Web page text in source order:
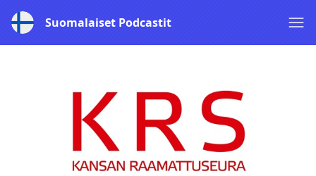
Suomalaiset Podcastit